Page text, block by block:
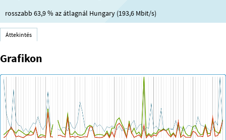
rosszabb 63,9 % az átlagnál Hungary (193,6 Mbit/s)
Áttekintés
Grafikon